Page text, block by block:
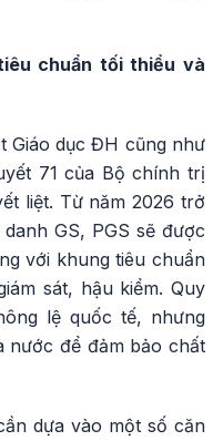
chuẩn tối thiểu và
Giáo dục ĐH cũng như
71 của Bộ chính trị
liệt. Từ năm 2026 trở
GS, PGS sẽ được
với khung tiêu chuẩn
sát, hậu kiểm. Quy
lệ quốc tế, nhưng
nước để đảm bảo chất
dựa vào một số căn